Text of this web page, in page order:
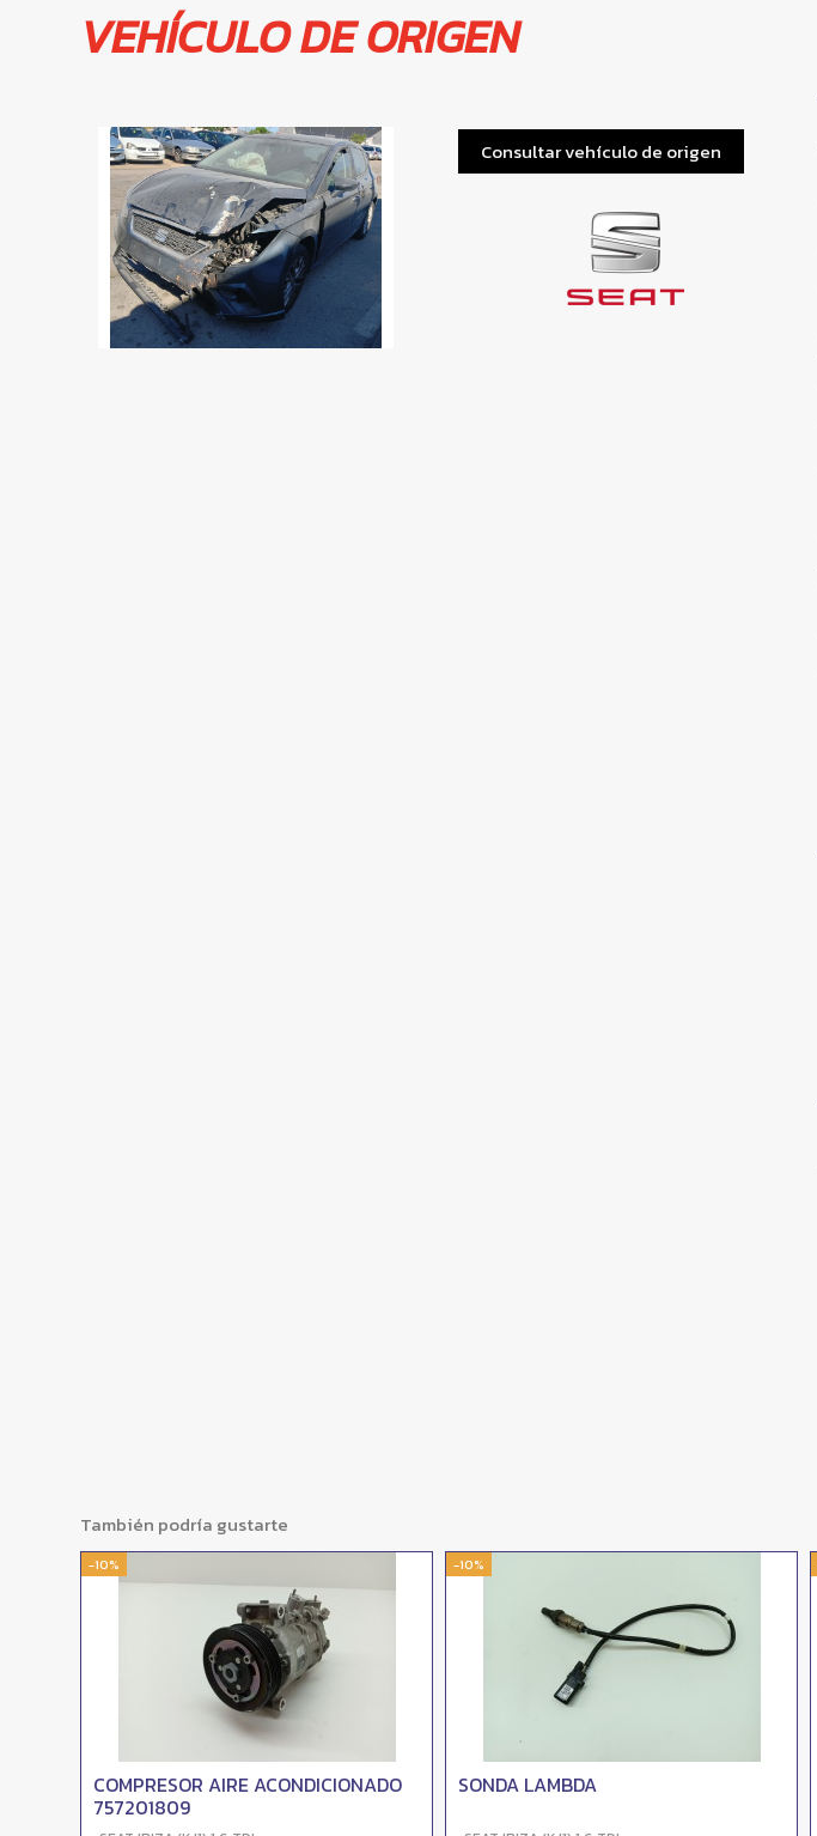
VEHÍCULO DE ORIGEN
Consultar vehículo de origen
También podría gustarte
-10%
COMPRESOR AIRE ACONDICIONADO
757201809
-10%
SONDA LAMBDA